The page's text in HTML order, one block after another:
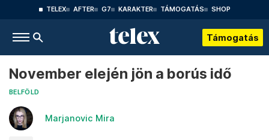
TELEX AFTER G7 KARAKTER TÁMOGATÁS SHOP
Támogatás
November elején jön a borús idő
BELFÖLD
Marjanovic Mira